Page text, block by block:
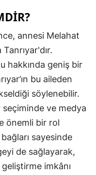
annesi Melahat
hakkında geniş bir
bu aileden
söylenebilir.
ve medya
önemli bir rol
sayesinde
de sağlayarak,
imkânı